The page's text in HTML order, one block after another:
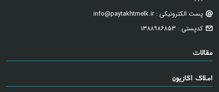
پست الکترونیکی : info@paytakhtmelk.ir
کدپستی : ۱۳۸۸۹۸۶۸۵۳
مقالات
املاک اکازیون